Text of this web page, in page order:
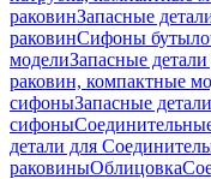
раковинЗапасные
раковинСифоны
моделиЗапасные
раковин, компактные
сифоныЗапасные
сифоны
детали для
раковиныОблицовка